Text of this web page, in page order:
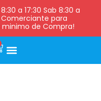
a 17:30 Sab 8:30 a
Comerciante para
de Compra!